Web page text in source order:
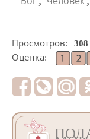
Просмотров: 308
Оценка: